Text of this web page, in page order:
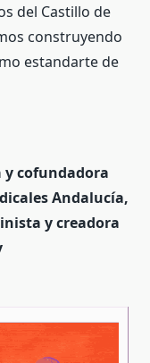
del Castillo de
construyendo
estandarte de
y cofundadora
Andalucía,
y creadora